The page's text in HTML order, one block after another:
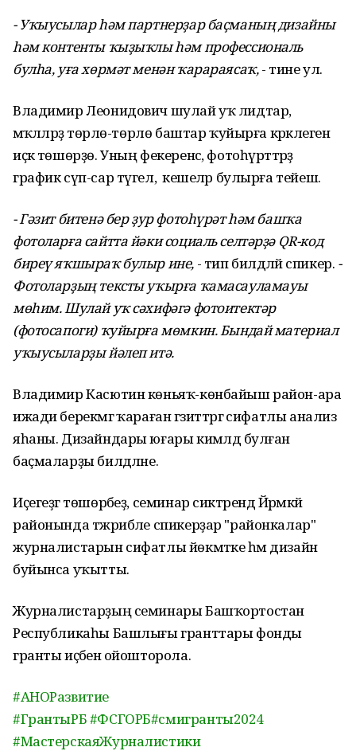
- Уҡыусылар һәм партнерҙар баҫманың дизайны
һәм контенты ҡыҙыҡлы һәм профессиональ
булһа, уға хөрмәт менән ҡарараясаҡ,- тине ул.
Владимир Леонидович шулай уҡ лидтар,
мәҡәләләрҙә төрлө-төрлө баштар ҡуйырға кәрәклеген
иҫкә төшөрҙө. Уның фекеренсә, фотоһүрәттәрҙә
график сүп-сар түгел, ә кешеләр булырға тейеш.
- Гәзит битенә бер ҙур фотоһүрәт һәм башҡа
фотоларға сайтта йәки социаль селтәрҙә QR-код
биреү яҡшыраҡ булыр ине,- тип билдәләй спикер. -
Фотоларҙың тексты уҡырға ҡамасауламауы
мөһим. Шулай уҡ сәхифәгә фотоитектәр
(фотосапоги) ҡуйырға мөмкин. Бындай материал
уҡыусыларҙы йәлеп итә.
Владимир Касютин көньяҡ-көнбайыш район-ара
ижади берекмәгә ҡараған гәзиттәргә сифатлы анализ
яһаны. Дизайндары юғары кимәлдә булған
баҫмаларҙы билдәләне.
Иҫегеҙгә төшөрәбеҙ, семинар сиктәрендә Йәрмәкәй
районында тәжрибәле спикерҙар "районкалар"
журналистарын сифатлы йөкмәтке һәм дизайн
буйынса уҡытты.
Журналистарҙың семинары Башҡортостан
Республикаһы Башлығы гранттары фонды
гранты иҫәбенә ойошторола.
#АНОРазвитие
#ГрантыРБ#ФСГОРБ#смигранты2024
#МастерскаяЖурналистики